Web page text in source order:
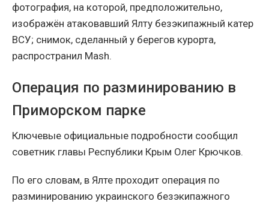
фотография, на которой, предположительно,
изображён атаковавший Ялту безэкипажный катер
ВСУ; снимок, сделанный у берегов курорта,
распространил Mash.
Операция по разминированию в
Приморском парке
Ключевые официальные подробности сообщил
советник главы Республики Крым Олег Крючков.
По его словам, в Ялте проходит операция по
разминированию украинского безэкипажного